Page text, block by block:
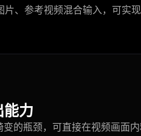
片、参考视频混合输入，可实
能力
的瓶颈，可直接在视频画面